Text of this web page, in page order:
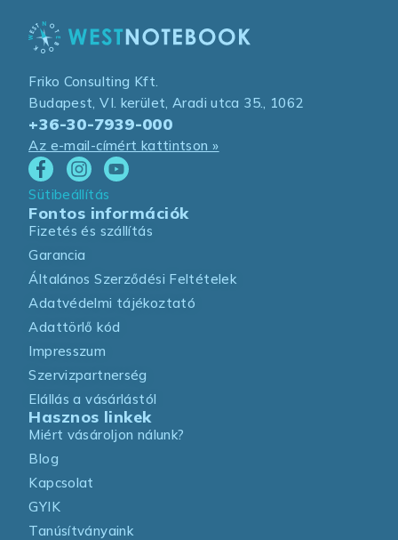
Friko Consulting Kft.
Budapest, VI. kerület, Aradi utca 35., 1062
+36-30-7939-000
Az e-mail-címért kattintson »
Sütibeállítás
Fontos információk
Fizetés és szállítás
Garancia
Általános Szerződési Feltételek
Adatvédelmi tájékoztató
Adattörlő kód
Impresszum
Szervizpartnerség
Elállás a vásárlástól
Hasznos linkek
Miért vásároljon nálunk?
Blog
Kapcsolat
GYIK
Tanúsítványaink